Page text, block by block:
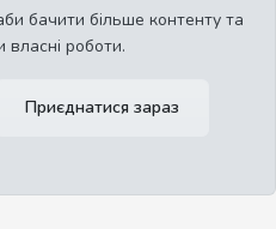
бачити більше контенту та
власні роботи.
Приєднатися зараз